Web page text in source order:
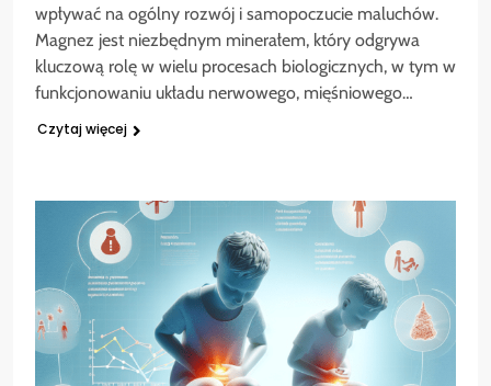
wpływać na ogólny rozwój i samopoczucie maluchów.
Magnez jest niezbędnym minerałem, który odgrywa
kluczową rolę w wielu procesach biologicznych, w tym w
funkcjonowaniu układu nerwowego, mięśniowego…
Czytaj więcej